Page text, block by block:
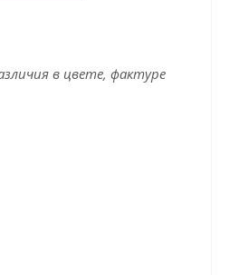
в цвете, фактуре